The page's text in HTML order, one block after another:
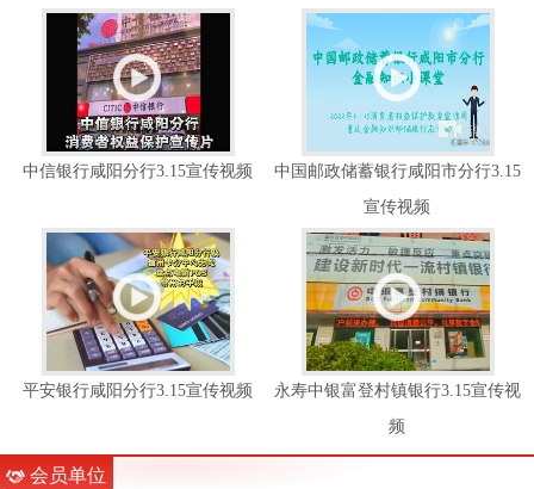
中信银行咸阳分行3.15宣传视频
中国邮政储蓄银行咸阳市分行3.15
宣传视频
平安银行咸阳分行3.15宣传视频
永寿中银富登村镇银行3.15宣传视
频
会员单位